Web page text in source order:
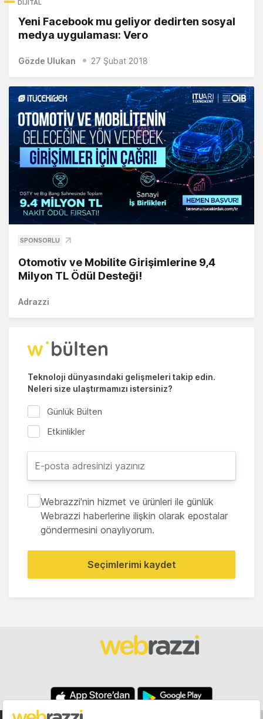
DIJITAL
Yeni Facebook mu geliyor dedirten sosyal
medya uygulaması: Vero
Gözde Ulukan 27 Şubat 2018
SPONSORLU
Otomotiv ve Mobilite Girişimlerine 9,4
Milyon TL Ödül Desteği!
Adrazzi
Teknoloji dünyasındaki gelişmeleri takip edin.
Neleri size ulaştırmamızı istersiniz?
Günlük Bülten
Etkinlikler
Webrazzi'nin hizmet ve ürünleri ile günlük
Webrazzi haberlerine ilişkin olarak epostalar
göndermesini onaylıyorum.
Seçimlerimi kaydet